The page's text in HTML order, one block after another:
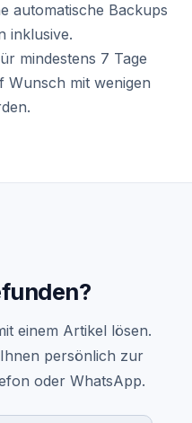
automatische Backups
inklusive.
mindestens 7 Tage
mit wenigen
einem Artikel lösen.
persönlich zur
oder WhatsApp.